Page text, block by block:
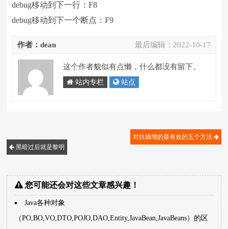
debug移动到下一行：F8
debug移动到下一个断点：F9
最后编辑： 2022-10-17
作者：dean
这个作者貌似有点懒，什么都没有留下。
站内专栏 站点
黑暗过后就是黎明
对抗熵增的最有效的五个方法
您可能还会对这些文章感兴趣！
Java各种对象
（PO,BO,VO,DTO,POJO,DAO,Entity,JavaBean,JavaBeans）的区